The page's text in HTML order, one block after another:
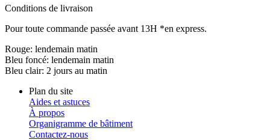
Conditions de livraison
Pour toute commande passée avant 13H *en express.
Rouge: lendemain matin
Bleu foncé: lendemain matin
Bleu clair: 2 jours au matin
Plan du site
Aides et astuces
À propos
Organigramme de bâtiment
Contactez-nous